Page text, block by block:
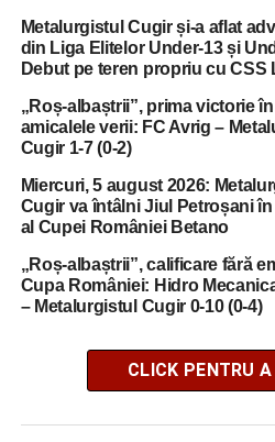
Metalurgistul Cugir și-a aflat
din Liga Elitelor Under-13 și
Debut pe teren propriu cu CSS
„Roș-albaștrii”, prima victorie în
amicalele verii: FC Avrig –
Cugir 1-7 (0-2)
Miercuri, 5 august 2026:
Cugir va întâlni Jiul Petroșani în
al Cupei României Betano
„Roș-albaștrii”, calificare fără
Cupa României: Hidro
– Metalurgistul Cugir 0-10 (0-4)
CLICK PENTRU